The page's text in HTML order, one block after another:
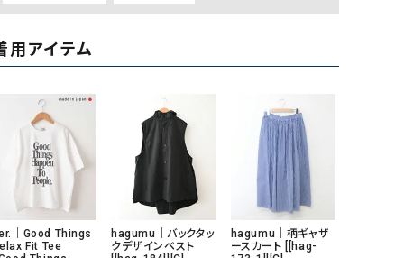
Gives a sense of fullment +phenix（フェニックス）
HUNTER（ハンター） WILD THINGS（ワイルドシ
ICHI（イチ）
用アイテム
｜Good Things
Fit Tee
hagumu｜バックタッ
クデザインベスト
hagumu｜柄ギャザ
ースカート [[hag-